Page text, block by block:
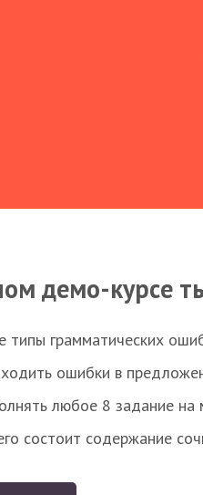
демо-курсе
типы грамматических
ошибки в
любое 8 задание на
состоит содержание